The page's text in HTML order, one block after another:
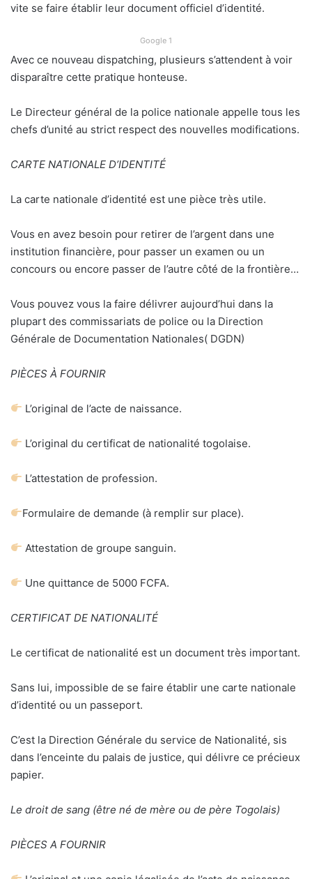
vite se faire établir leur document officiel d’identité.
Google 1
Avec ce nouveau dispatching, plusieurs s’attendent à voir
disparaître cette pratique honteuse.
Le Directeur général de la police nationale appelle tous les
chefs d’unité au strict respect des nouvelles modifications.
CARTE NATIONALE D’IDENTITÉ
La carte nationale d’identité est une pièce très utile.
Vous en avez besoin pour retirer de l’argent dans une
institution financière, pour passer un examen ou un
concours ou encore passer de l’autre côté de la frontière…
Vous pouvez vous la faire délivrer aujourd’hui dans la
plupart des commissariats de police ou la Direction
Générale de Documentation Nationales( DGDN)
PIÈCES À FOURNIR
L’original de l’acte de naissance.
L’original du certificat de nationalité togolaise.
L’attestation de profession.
Formulaire de demande (à remplir sur place).
Attestation de groupe sanguin.
Une quittance de 5000 FCFA.
CERTIFICAT DE NATIONALITÉ
Le certificat de nationalité est un document très important.
Sans lui, impossible de se faire établir une carte nationale
d’identité ou un passeport.
C’est la Direction Générale du service de Nationalité, sis
dans l’enceinte du palais de justice, qui délivre ce précieux
papier.
Le droit de sang (être né de mère ou de père Togolais)
PIÈCES A FOURNIR